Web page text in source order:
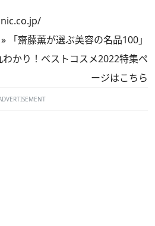
»
「齋藤薫が選ぶ美容の名品100」
かり！ベストコスメ2022特集ペ
ージはこちら